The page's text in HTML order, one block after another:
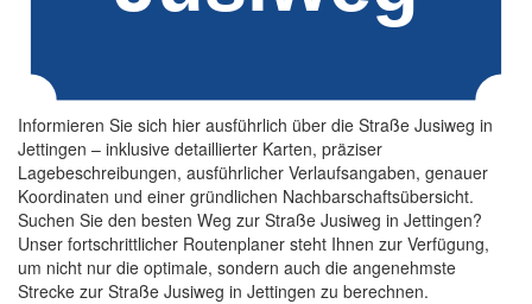
Informieren Sie sich hier ausführlich über die Straße Jusiweg in
Jettingen – inklusive detaillierter Karten, präziser
Lagebeschreibungen, ausführlicher Verlaufsangaben, genauer
Koordinaten und einer gründlichen Nachbarschaftsübersicht.
Suchen Sie den besten Weg zur Straße Jusiweg in Jettingen?
Unser fortschrittlicher Routenplaner steht Ihnen zur Verfügung,
um nicht nur die optimale, sondern auch die angenehmste
Strecke zur Straße Jusiweg in Jettingen zu berechnen.